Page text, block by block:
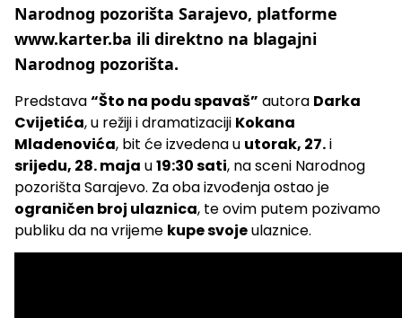
Narodnog pozorišta Sarajevo, platforme
www.karter.ba ili direktno na blagajni
Narodnog pozorišta.
Predstava“Što na podu spavaš” autora Darka
Cvijetića, u režiji i dramatizaciji Kokana
Mladenovića, bit će izvedena u utorak, 27.i
srijedu, 28. maja u19:30 sati, na sceni Narodnog
pozorišta Sarajevo. Za oba izvođenja ostao je
ograničen broj ulaznica, te ovim putem pozivamo
publiku da na vrijeme kupe svojeulaznice.